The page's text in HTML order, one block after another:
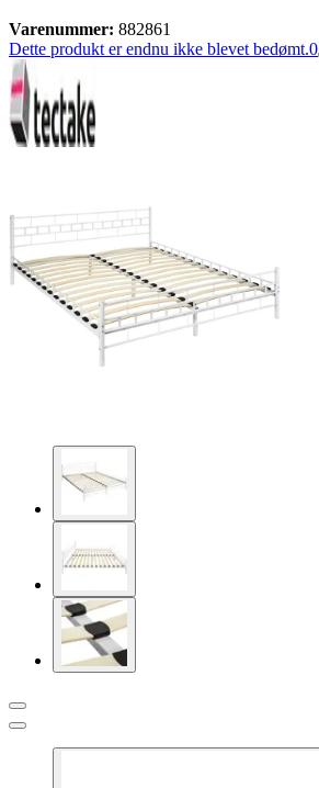
Varenummer: 882861
Dette produkt er endnu ikke blevet bedømt.0